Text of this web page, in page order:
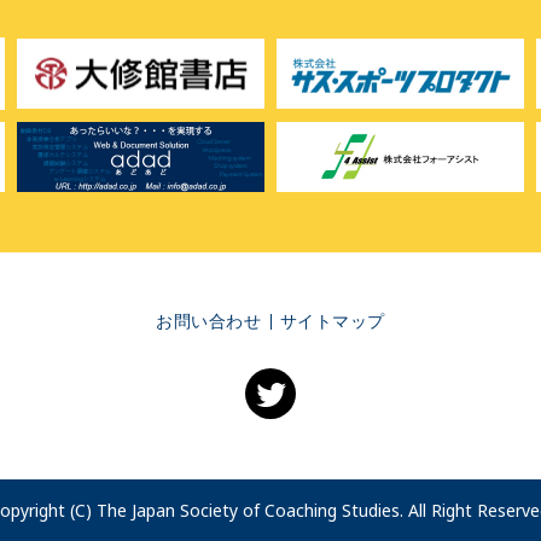
お問い合わせ サイトマップ
(C) The Japan Society of Coaching Studies. All Right